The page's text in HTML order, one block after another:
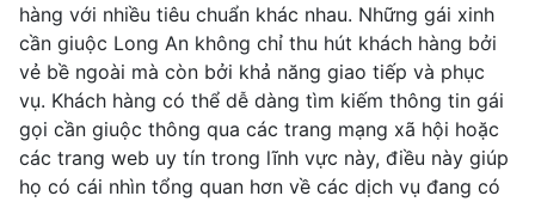
hàng với nhiều tiêu chuẩn khác nhau. Những gái xinh
cần giuộc Long An không chỉ thu hút khách hàng bởi
vẻ bề ngoài mà còn bởi khả năng giao tiếp và phục
vụ. Khách hàng có thể dễ dàng tìm kiếm thông tin gái
gọi cần giuộc thông qua các trang mạng xã hội hoặc
các trang web uy tín trong lĩnh vực này, điều này giúp
họ có cái nhìn tổng quan hơn về các dịch vụ đang có